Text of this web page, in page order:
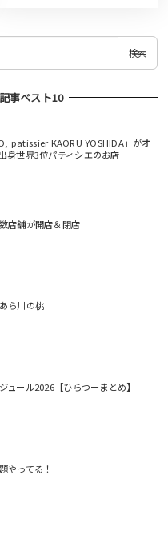
検索
事ベスト10
patissier KAORU YOSHIDA」がオ
身世界3位パティシエのお店
店舗が開店＆閉店
ら川の桃
ュール2026【ひらつーまとめ】
やってる！